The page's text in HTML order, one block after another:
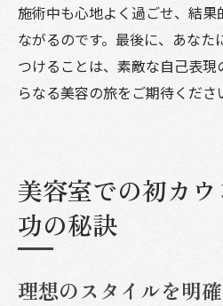
施術中も心地よく過ごせ、結
ながるのです。最後に、あなた
つけることは、素敵な自己表現
らなる美容の旅をご期待くださ
美容室での初カ
功の秘訣
理想のスタイルを明